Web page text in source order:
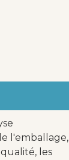
l'emballage,
les